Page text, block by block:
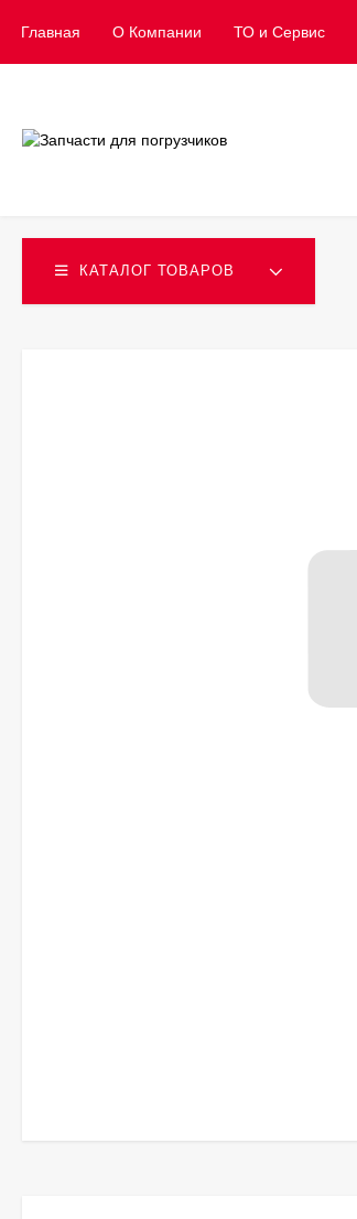
Главная О Компании ТО и Сервис
КАТАЛОГ ТОВАРОВ